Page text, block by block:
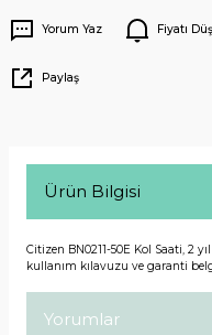
Yorum Yaz Fiyatı
Paylaş
Ürün Bilgisi
Citizen BN0211-50E Kol Saati, 2
kullanım kılavuzu ve garanti
Yorumlar